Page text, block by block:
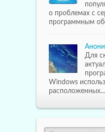
о проблемах с
программным
Для
Windows
расположенных...